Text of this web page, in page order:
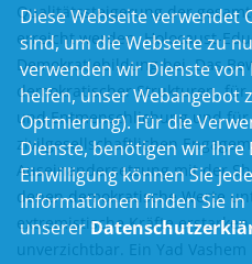
Qualitätssteigerung der
erreicht werden. Holocaust-
Demokratiebildung bei. Das
demokratischer Strukturen, für
und Entmenschlichung und
zivilgesellschaftlichen
Auseinandersetzung mit der
denen demokratische Werte
extremistische Kräfte
unverzichtbar. Ein Yad
Diese Webseite verwendet
sind, um die Webseite zu
verwenden wir Dienste
helfen, unser Webangebot
Optmierung). Für die
Dienste, benötigen wir Ihre
Einwilligung können Sie
Informationen finden Sie in
unserer